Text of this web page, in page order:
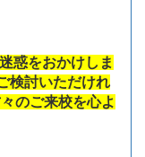
惑をおかけしま
検討いただけれ
のご来校を心よ